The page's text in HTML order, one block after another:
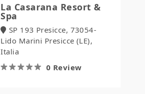
La Casarana Resort &
Spa
SP 193 Presicce, 73054-
Lido Marini Presicce (LE),
Italia
0 Review